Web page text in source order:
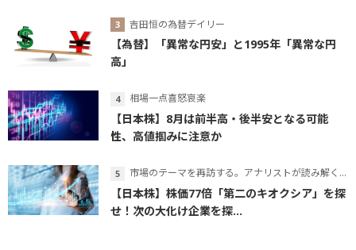
吉田恒の為替デイリー
【為替】「異常な円安」と1995年「異常な円
高」
相場一点喜怒哀楽
【日本株】8月は前半高・後半安となる可能
性、高値掴みに注意か
市場のテーマを再訪する。アナリストが読み解くテーマの本質
【日本株】株価77倍「第二のキオクシア」を探
せ！次の大化け企業を探...